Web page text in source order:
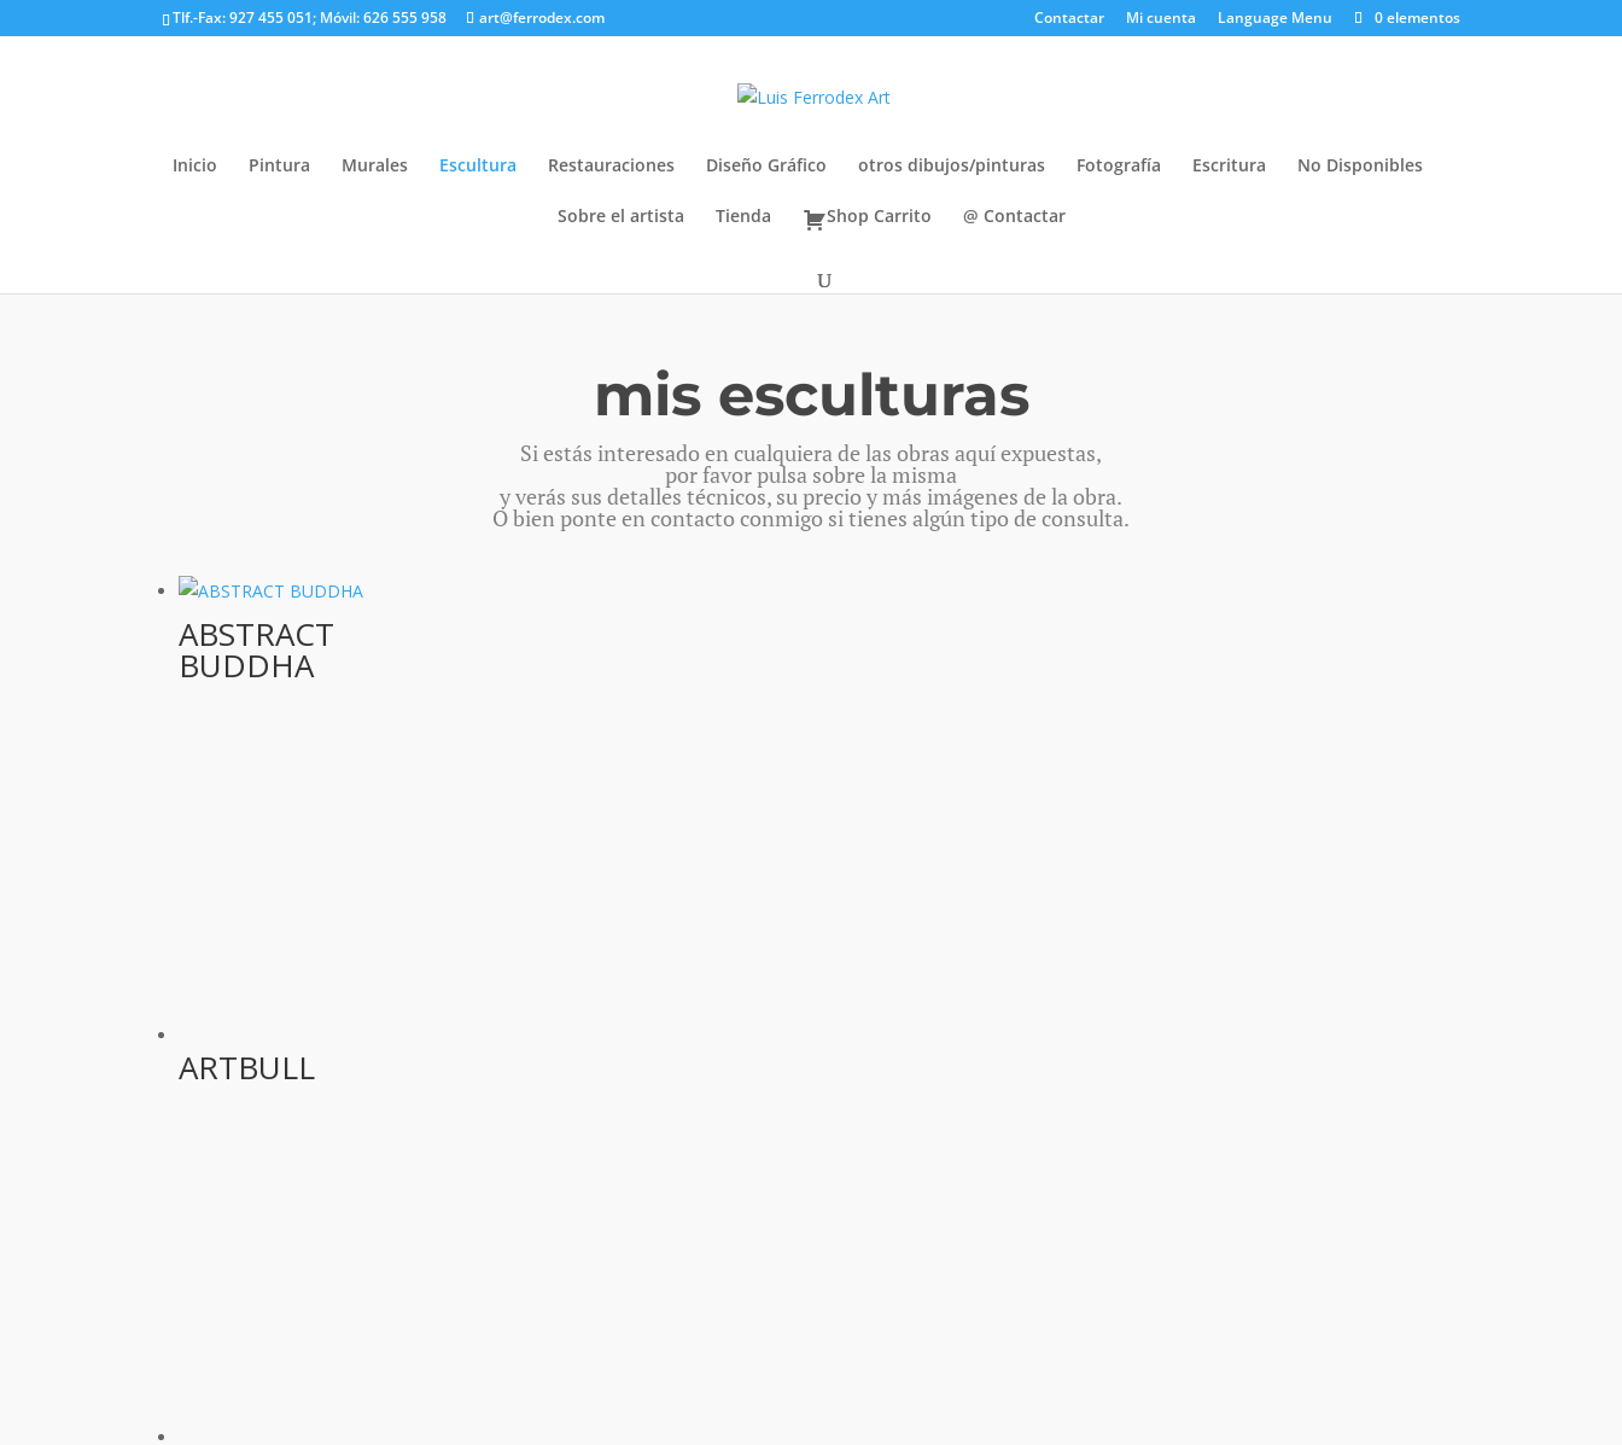
Tlf.-Fax: 927 455 051; Móvil: 626 555 958 art@ferrodex.com Contactar Mi cuenta Language Menu 0 elementos
Inicio Pintura Murales Escultura Restauraciones Diseño Gráfico otros dibujos/pinturas Fotografía Escritura No Disponibles
Sobre el artista Tienda Shop Carrito @ Contactar
mis esculturas
Si estás interesado en cualquiera de las obras aquí expuestas,
por favor pulsa sobre la misma
y verás sus detalles técnicos, su precio y más imágenes de la obra.
O bien ponte en contacto conmigo si tienes algún tipo de consulta.
ABSTRACT
BUDDHA
ARTBULL